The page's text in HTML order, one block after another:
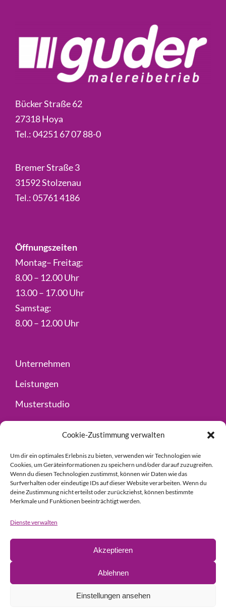
Cookie-Zustimmung verwalten
Um dir ein optimales Erlebnis zu bieten, verwenden wir Technologien wie
Cookies, um Geräteinformationen zu speichern und/oder darauf zuzugreifen.
Wenn du diesen Technologien zustimmst, können wir Daten wie das
Surfverhalten oder eindeutige IDs auf dieser Website verarbeiten. Wenn du
deine Zustimmung nicht erteilst oder zurückziehst, können bestimmte
Merkmale und Funktionen beeinträchtigt werden.
Dienste verwalten
Akzeptieren
Ablehnen
Einstellungen ansehen
Bücker Straße 62
27318 Hoya
Tel.:04251 67 07 88-0
Bremer Straße 3
31592 Stolzenau
Tel.:05761 4186
Öffnungszeiten
Montag– Freitag:
8.00 – 12.00 Uhr
13.00 – 17.00 Uhr
Samstag:
8.00 – 12.00 Uhr
Unternehmen
Leistungen
Musterstudio
Fachhandel
Kontakt
Impressum
Datenschutz
© Copyright 2024 Guder GmbH